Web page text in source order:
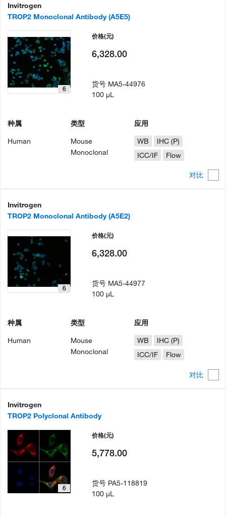
Invitrogen
TROP2 Monoclonal Antibody (A5E5)
对比
6
种属
Human
类型
Mouse
Monoclonal
应用
WB
IHC (P)
ICC/IF
Flow
价格(元)
6,328.00
货号 MA5-44976
100 µL
Invitrogen
TROP2 Monoclonal Antibody (A5E2)
对比
6
种属
Human
类型
Mouse
Monoclonal
应用
WB
IHC (P)
ICC/IF
Flow
价格(元)
6,328.00
货号 MA5-44977
100 µL
Invitrogen
TROP2 Polyclonal Antibody
6
价格(元)
5,778.00
货号 PA5-118819
100 µL